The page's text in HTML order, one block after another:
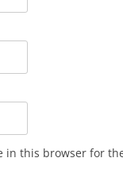
in this browser for